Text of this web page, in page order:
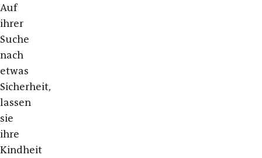
Auf
ihrer
Suche
nach
etwas
Sicherheit,
lassen
sie
ihre
Kindheit